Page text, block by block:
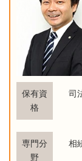
保有資
格
司
専門分
野
相